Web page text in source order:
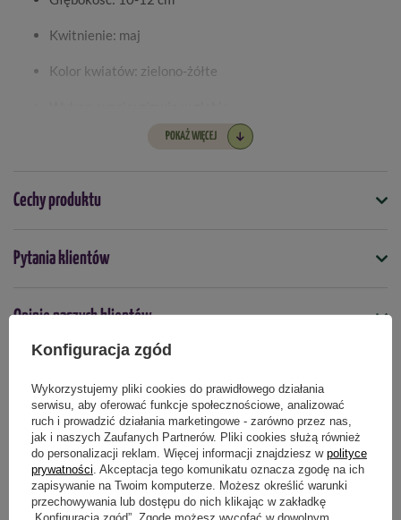
Kwitnienie: maj
Kolor kwiatów: zielono-żółte
POKAŻ WIĘCEJ
Cechy produktu
Symbol
5903772179217
Pytania klientów
Opinie naszych klientów
Produkty powiązane
Konfiguracja zgód
Wykorzystujemy pliki cookies do prawidłowego działania
serwisu, aby oferować funkcje społecznościowe, analizować
ruch i prowadzić działania marketingowe - zarówno przez nas,
jak i naszych Zaufanych Partnerów. Pliki cookies służą również
do personalizacji reklam. Więcej informacji znajdziesz w polityce
prywatności . Akceptacja tego komunikatu oznacza zgodę na ich
zapisywanie na Twoim komputerze. Możesz określić warunki
przechowywania lub dostępu do nich klikając w zakładkę